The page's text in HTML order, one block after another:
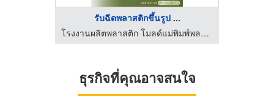
รับฉีดพลาสติกขึ้นรูป ...
โรงงานผลิตพลาสติก โมลด์แม่พิมพ์พลาสติก - เบสท์ เวลล์ พลาสติก
ธุรกิจที่คุณอาจสนใจ